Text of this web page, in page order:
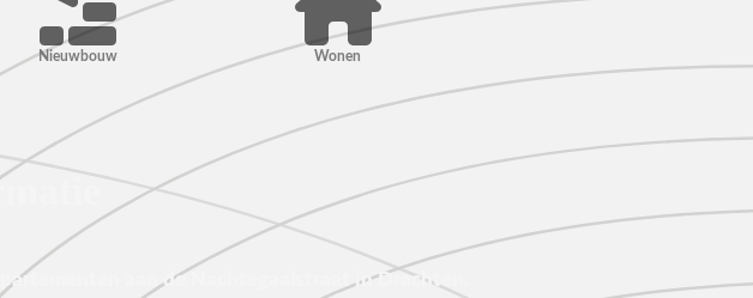
Nieuwbouw Wonen
aan de Nachtegaalstraat in Drachten.